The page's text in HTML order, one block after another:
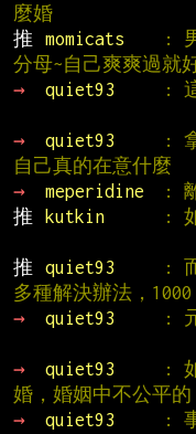
麼婚
推
momicats
:
分母~自己爽爽過就
→
quiet93
:
→
quiet93
:
自己真的在意什麼
→
meperidine :
推
kutkin
:
推
quiet93
:
多種解決辦法，1000
→
quiet93
:
→
quiet93
:
婚，婚姻中不公平的
→
quiet93 :